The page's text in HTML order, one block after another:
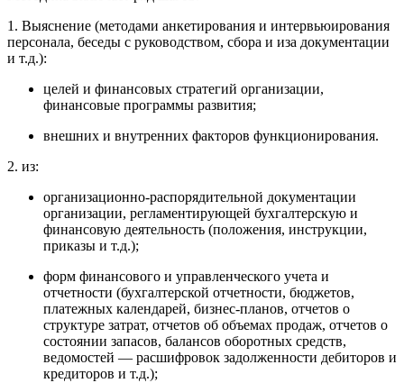
1. Выяснение (методами анкетирования и интервьюирования
персонала, беседы с руководством, сбора и иза документации
и т.д.):
целей и финансовых стратегий организации,
финансовые программы развития;
внешних и внутренних факторов функционирования.
2. из:
организационно-распорядительной документации
организации, регламентирующей бухгалтерскую и
финансовую деятельность (положения, инструкции,
приказы и т.д.);
форм финансового и управленческого учета и
отчетности (бухгалтерской отчетности, бюджетов,
платежных календарей, бизнес-планов, отчетов о
структуре затрат, отчетов об объемах продаж, отчетов о
состоянии запасов, балансов оборотных средств,
ведомостей — расшифровок задолженности дебиторов и
кредиторов и т.д.);